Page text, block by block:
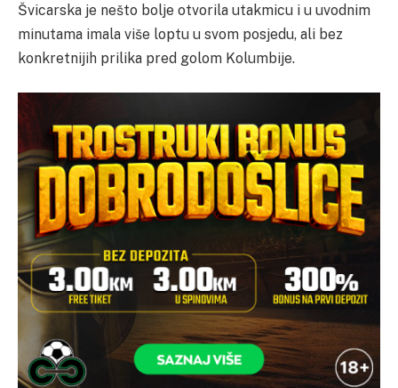
Švicarska je nešto bolje otvorila utakmicu i u uvodnim
minutama imala više loptu u svom posjedu, ali bez
konkretnijih prilika pred golom Kolumbije.